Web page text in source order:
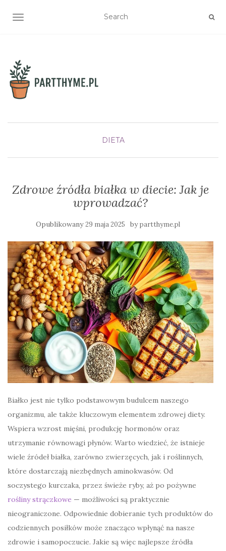
TOGGLE NAVIGATION
DIETA
Zdrowe źródła białka w diecie: Jak je
wprowadzać?
Opublikowany29 maja 2025 bypartthyme.pl
Białko jest nie tylko podstawowym budulcem naszego
organizmu, ale także kluczowym elementem zdrowej diety.
Wspiera wzrost mięśni, produkcję hormonów oraz
utrzymanie równowagi płynów. Warto wiedzieć, że istnieje
wiele źródeł białka, zarówno zwierzęcych, jak i roślinnych,
które dostarczają niezbędnych aminokwasów. Od
soczystego kurczaka, przez świeże ryby, aż po pożywne
rośliny strączkowe — możliwości są praktycznie
nieograniczone. Odpowiednie dobieranie tych produktów do
codziennych posiłków może znacząco wpłynąć na nasze
zdrowie i samopoczucie. Jakie są więc najlepsze źródła